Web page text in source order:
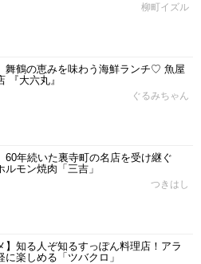
柳町イズル
舞鶴の恵みを味わう海鮮ランチ♡ 魚屋
『大六丸』
ぐるみちゃん
60年続いた裏寺町の名店を受け継ぐ
ルモン焼肉「三吉」
つきはし
】知る人ぞ知るすっぽん料理店！アラ
に楽しめる「ツバクロ」